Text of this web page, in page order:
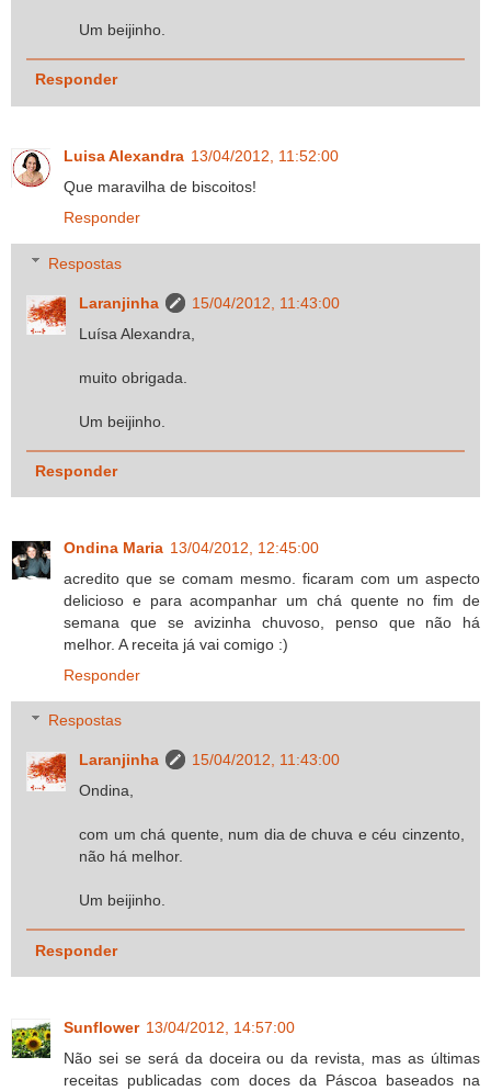
Um beijinho.
Responder
Luisa Alexandra 13/04/2012, 11:52:00
Que maravilha de biscoitos!
Responder
Respostas
Laranjinha
15/04/2012, 11:43:00
Luísa Alexandra,
muito obrigada.
Um beijinho.
Responder
Ondina Maria 13/04/2012, 12:45:00
acredito que se comam mesmo. ficaram com um aspecto
delicioso e para acompanhar um chá quente no fim de
semana que se avizinha chuvoso, penso que não há
melhor. A receita já vai comigo :)
Responder
Respostas
Laranjinha
15/04/2012, 11:43:00
Ondina,
com um chá quente, num dia de chuva e céu cinzento,
não há melhor.
Um beijinho.
Responder
Sunflower 13/04/2012, 14:57:00
Não sei se será da doceira ou da revista, mas as últimas
receitas publicadas com doces da Páscoa baseados na